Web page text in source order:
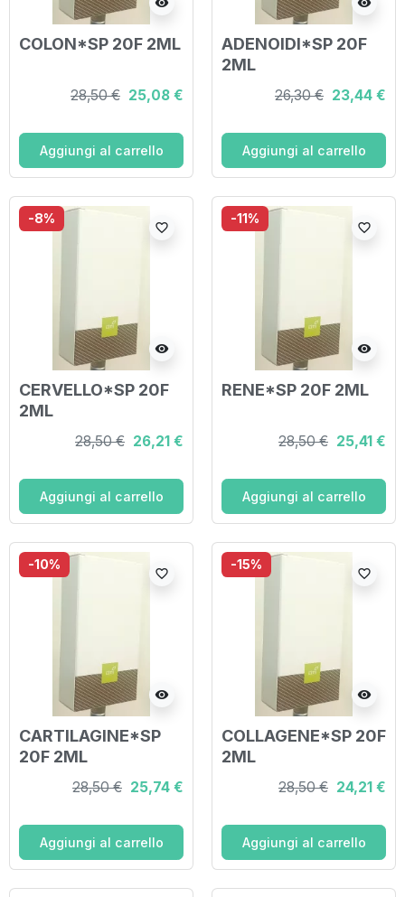
visibility
COLON*SP 20F 2ML
28,50 € 25,08 €
Aggiungi al carrello
visibility
ADENOIDI*SP 20F
2ML
26,30 € 23,44 €
Aggiungi al carrello
-8%
visibility
favorite_border
CERVELLO*SP 20F
2ML
28,50 € 26,21 €
Aggiungi al carrello
-11%
visibility
favorite_border
RENE*SP 20F 2ML
28,50 € 25,41 €
Aggiungi al carrello
-10%
visibility
favorite_border
CARTILAGINE*SP
20F 2ML
28,50 € 25,74 €
Aggiungi al carrello
-15%
visibility
favorite_border
COLLAGENE*SP 20F
2ML
28,50 € 24,21 €
Aggiungi al carrello